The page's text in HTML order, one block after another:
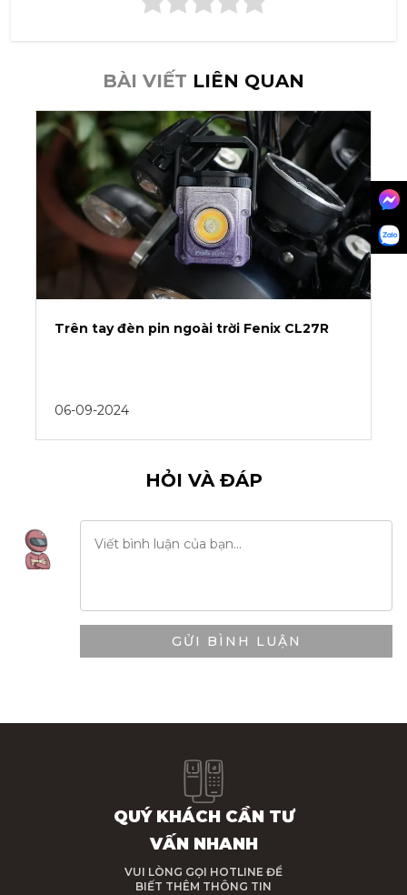
BÀI VIẾT LIÊN QUAN
Trên tay đèn pin ngoài trời Fenix CL27R
06-09-2024
HỎI VÀ ĐÁP
GỬI BÌNH LUẬN
QUÝ KHÁCH CẦN TƯ
VẤN NHANH
VUI LÒNG GỌI HOTLINE ĐỂ
BIẾT THÊM THÔNG TIN